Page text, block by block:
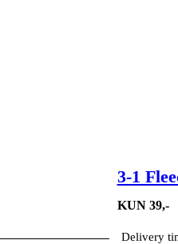
3-1
KUN 39,-
Delivery